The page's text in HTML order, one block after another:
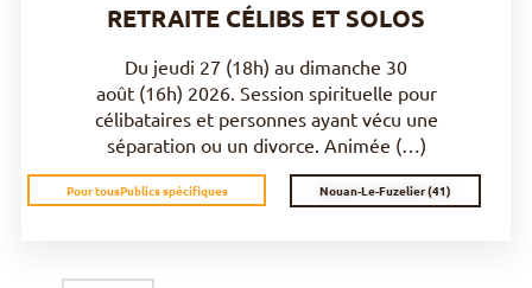
RETRAITE CÉLIBS ET SOLOS
Du jeudi 27 (18h) au dimanche 30
août (16h) 2026. Session spirituelle pour
célibataires et personnes ayant vécu une
séparation ou un divorce. Animée (…)
Pour tousPublics spécifiques Nouan-Le-Fuzelier (41)